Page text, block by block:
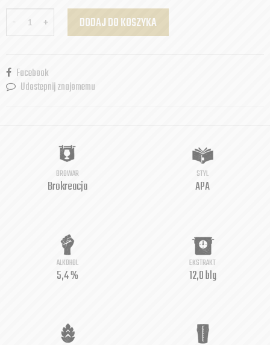
- + DODAJ DO KOSZYKA
Facebook
Udostepnij znajomemu
BROWAR
Brokreacja
STYL
APA
ALKOHOL
5,4 %
EKSTRAKT
12,0 blg